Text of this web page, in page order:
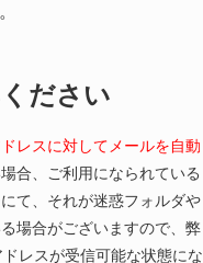
ださい
レスに対してメールを自動
合、ご利用になられている
て、それが迷惑フォルダや
場合がございますので、弊
レスが受信可能な状態にな